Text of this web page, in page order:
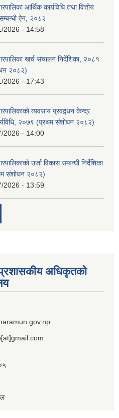
आर्थिक कार्यविधि तथा वित्तीय
सम्बन्धी ऐन, २०८२
2026 - 14:58
खर्च संचालन निर्देशिका, २०८१
२०८२)
2026 - 17:43
व्यवसाय प्रवद्र्धन केन्द्र
२०७९ (प्रथम संशोधन २०८२)
2026 - 14:00
उर्जा विकास सम्बन्धी निर्देशिका
संशोधन २०८२)
2026 - 13:59
अधिकृतको